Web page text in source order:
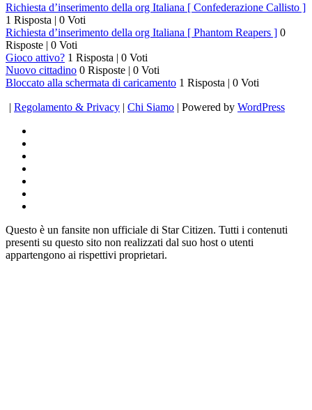
Richiesta d’inserimento della org Italiana [ Confederazione Callisto ]
1 Risposta | 0 Voti
Richiesta d’inserimento della org Italiana [ Phantom Reapers ] 0
Risposte | 0 Voti
Gioco attivo? 1 Risposta | 0 Voti
Nuovo cittadino 0 Risposte | 0 Voti
Bloccato alla schermata di caricamento 1 Risposta | 0 Voti
| Regolamento & Privacy | Chi Siamo | Powered by WordPress
Questo è un fansite non ufficiale di Star Citizen. Tutti i contenuti
presenti su questo sito non realizzati dal suo host o utenti
appartengono ai rispettivi proprietari.